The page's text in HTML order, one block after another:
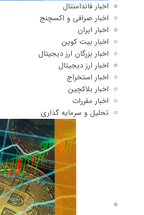
اخبار فاندامنتال
اخبار صرافی و اکسچنج
اخبار ایران
اخبار بیت کوین
اخبار بزرگان ارز دیجیتال
اخبار ارز دیجیتال
اخبار استخراج
اخبار بلاکچین
اخبار مقررات
تحلیل و سرمایه گذاری